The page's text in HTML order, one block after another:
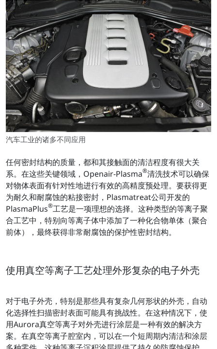
汽车工业的诸多不同应用
任何密封结构的质量，都和其接触面的清洁程度有很大关
系。在这些关键领域，Openair-Plasma®清洗技术可以确保
对物体表面有针对性地进行有效的高精度预处理。要获得更
为耐久和耐腐蚀的粘接密封，Plasmatreat公司开发的
PlasmaPlus®工艺是一项理想的选择。这种类型的等离子聚
合工艺中，特别向等离子体中添加了一种化合物单体（聚合
前体），最终获得非常耐腐蚀的保护性密封结构。
使用真空等离子工艺处理外形复杂的电子外壳
对于电子外壳，特别是那些具有复杂几何形状的外壳，自动
化选择性扫描密封表面可能具有挑战性。在这种情况下，使
用Aurora真空等离子对外壳进行涂层是一种有效的解决方
案。在真空等离子腔室内，可以在一个短周期内清洁和涂层